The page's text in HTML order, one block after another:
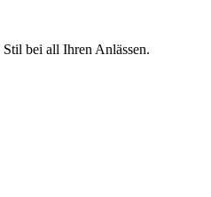
bei all Ihren Anlässen.